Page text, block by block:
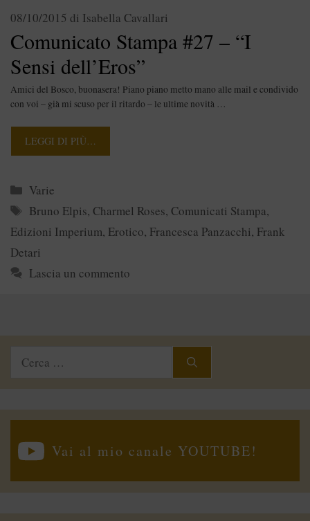
Comunicato Stampa #27 – “I
Sensi dell’Eros”
08/10/2015 di Isabella Cavallari
Amici del Bosco, buonasera! Piano piano metto mano alle mail e condivido
con voi – già mi scuso per il ritardo – le ultime novità …
LEGGI DI PIÙ…
Categorie
Varie
Tag
Bruno Elpis,Charmel Roses,Comunicati Stampa,
Edizioni Imperium, Erotico, Francesca Panzacchi, Frank
Detari
Lascia un commento
Ricerca
Vai al mio canale YOUTUBE!